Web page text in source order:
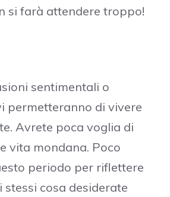
si farà attendere troppo!
sentimentali o
permetteranno di vivere
Avrete poca voglia di
vita mondana. Poco
periodo per riflettere
stessi cosa desiderate